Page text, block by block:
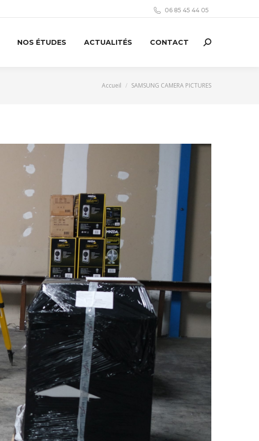
06 85 45 44 05
NOS ÉTUDES ACTUALITÉS CONTACT Search:
Vous êtes ici :
Accueil SAMSUNG CAMERA PICTURES